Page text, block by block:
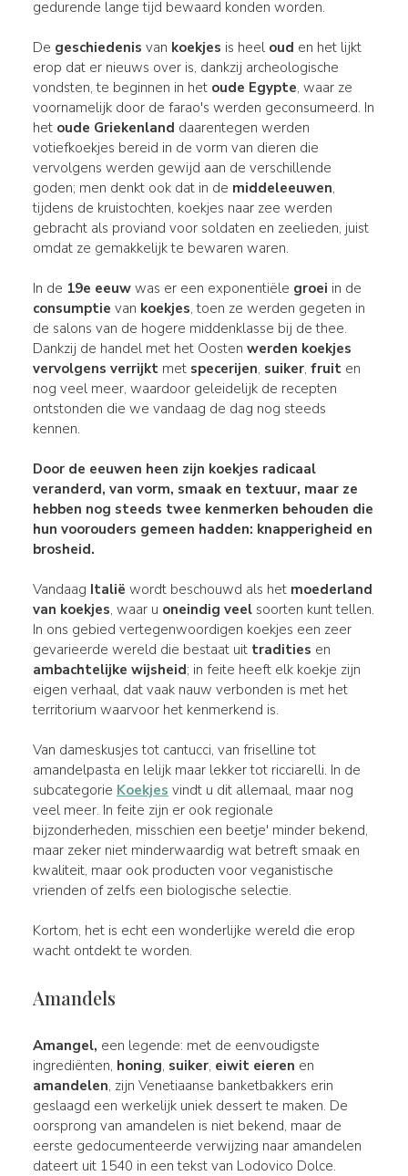
gedurende lange tijd bewaard konden worden.
De geschiedenis van koekjes is heel oud en het lijkt
erop dat er nieuws over is, dankzij archeologische
vondsten, te beginnen in het oude Egypte, waar ze
voornamelijk door de farao's werden geconsumeerd. In
het oude Griekenland daarentegen werden
votiefkoekjes bereid in de vorm van dieren die
vervolgens werden gewijd aan de verschillende
goden; men denkt ook dat in de middeleeuwen,
tijdens de kruistochten, koekjes naar zee werden
gebracht als proviand voor soldaten en zeelieden, juist
omdat ze gemakkelijk te bewaren waren.
In de 19e eeuwwas er een exponentiële groei in de
consumptie van koekjes, toen ze werden gegeten in
de salons van de hogere middenklasse bij de thee.
Dankzij de handel met het Oosten werden koekjes
vervolgens verrijktmet specerijen, suiker, fruiten
nog veel meer, waardoor geleidelijk de recepten
ontstonden die we vandaag de dag nog steeds
kennen.
Door de eeuwen heen zijn koekjes radicaal
veranderd, van vorm, smaaken textuur, maar ze
hebben nog steeds twee kenmerken behouden die
hun voorouders gemeen hadden: knapperigheid en
brosheid.
Vandaag Italië wordt beschouwd als het moederland
van koekjes, waar u oneindig veelsoorten kunt tellen.
In ons gebied vertegenwoordigen koekjes een zeer
gevarieerde wereld die bestaat uit tradities en
ambachtelijke wijsheid; in feite heeft elk koekje zijn
eigen verhaal, dat vaak nauw verbonden is met het
territorium waarvoor het kenmerkend is.
Van dameskusjes tot cantucci, van friselline tot
amandelpasta en lelijk maar lekker tot ricciarelli. In de
subcategorie Koekjes vindt u dit allemaal, maar nog
veel meer. In feite zijn er ook regionale
bijzonderheden, misschien een beetje' minder bekend,
maar zeker niet minderwaardig wat betreft smaak en
kwaliteit, maar ook producten voor veganistische
vrienden of zelfs een biologische selectie.
Kortom, het is echt een wonderlijke wereld die erop
wacht ontdekt te worden.
Amandels
Amangel, een legende: met de eenvoudigste
ingrediënten, honing, suiker, eiwit eieren en
amandelen, zijn Venetiaanse banketbakkers erin
geslaagd een werkelijk uniek dessert te maken. De
oorsprong van amandelen is niet bekend, maar de
eerste gedocumenteerde verwijzing naar amandelen
dateert uit 1540 in een tekst van Lodovico Dolce.